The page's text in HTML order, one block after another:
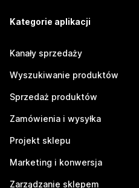
Kategorie aplikacji
Kanały sprzedaży
Wyszukiwanie produktów
Sprzedaż produktów
Zamówienia i wysyłka
Projekt sklepu
Marketing i konwersja
Zarządzanie sklepem